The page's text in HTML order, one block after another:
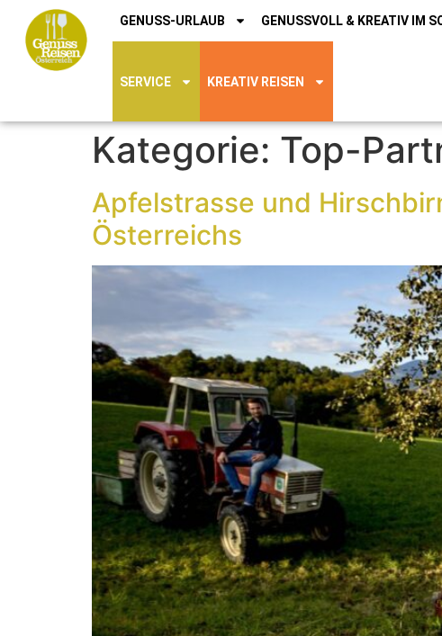
GENUSS-URLAUB GENUSSVOLL & KREATIV IM
SERVICE KREATIV REISEN
Kategorie: Top-
Apfelstrasse und
Österreichs